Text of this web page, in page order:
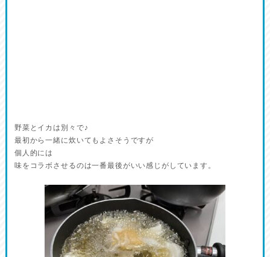
野菜とイカは別々で♪
最初から一緒に炊いてもよさそうですが
個人的には
味をコラボさせるのは一番最後がいい感じがしています。